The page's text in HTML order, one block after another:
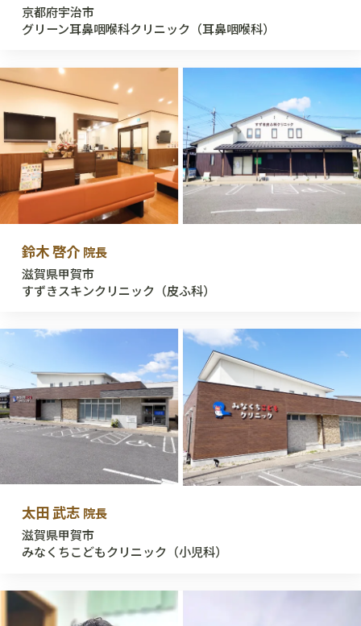
京都府宇治市
グリーン耳鼻咽喉科クリニック（耳鼻咽喉科）
鈴木 啓介 院長
滋賀県甲賀市
すずきスキンクリニック（皮ふ科）
太田 武志 院長
滋賀県甲賀市
みなくちこどもクリニック（小児科）